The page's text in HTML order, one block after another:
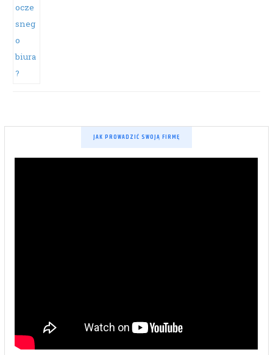
JAK PROWADZIĆ SWOJĄ FIRMĘ